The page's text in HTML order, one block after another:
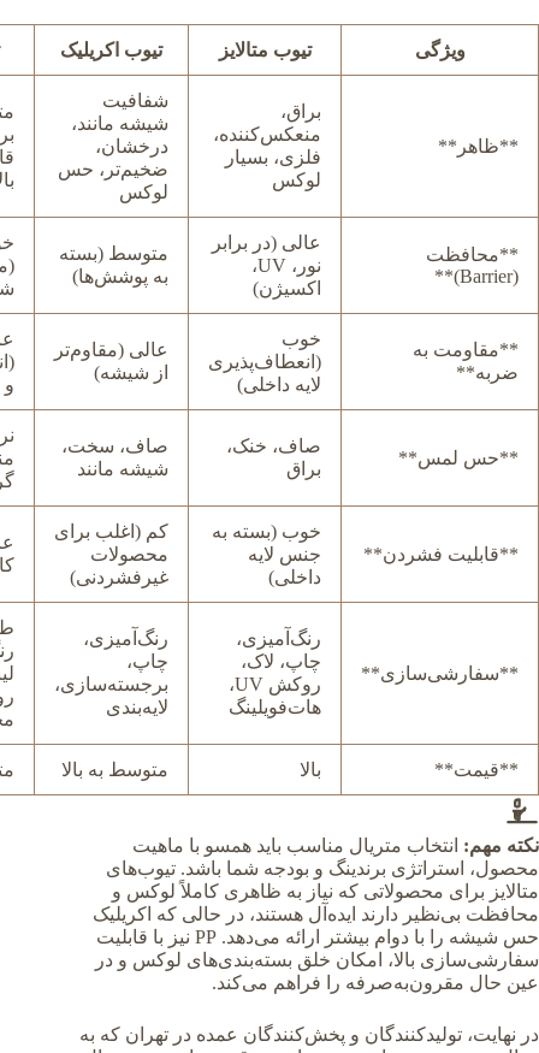
ویژگی تیوب متالایز تیوب اکریلیک
**ظاهر**
براق،
منعکس‌کننده،
فلزی، بسیار
لوکس
شفافیت
شیشه مانند،
درخشان،
ضخیم‌تر، حس
لوکس
**محافظت
(Barrier)**
عالی (در برابر
نور، UV،
اکسیژن)
متوسط (بسته
به پوشش‌ها)
**مقاومت به
ضربه**
خوب
(انعطاف‌پذیری
لایه داخلی)
عالی (مقاوم‌تر
از شیشه)
**حس لمس**
صاف، خنک،
براق
صاف، سخت،
شیشه مانند
**قابلیت فشردن**
خوب (بسته به
جنس لایه
داخلی)
کم (اغلب برای
محصولات
غیرفشردنی)
**سفارشی‌سازی**
رنگ‌آمیزی،
چاپ، لاک،
روکش UV،
هات‌فویلینگ
رنگ‌آمیزی،
چاپ،
برجسته‌سازی،
لایه‌بندی
**قیمت** بالا متوسط به بالا
نکته مهم: انتخاب متریال مناسب باید همسو با ماهیت
محصول، استراتژی برندینگ و بودجه شما باشد. تیوب‌های
متالایز برای محصولاتی که نیاز به ظاهری کاملاً لوکس و
محافظت بی‌نظیر دارند ایده‌آل هستند، در حالی که اکریلیک
حس شیشه را با دوام بیشتر ارائه می‌دهد. PP نیز با قابلیت
سفارشی‌سازی بالا، امکان خلق بسته‌بندی‌های لوکس و در
عین حال مقرون‌به‌صرفه را فراهم می‌کند.
در نهایت، تولیدکنندگان و پخش‌کنندگان عمده در تهران که به